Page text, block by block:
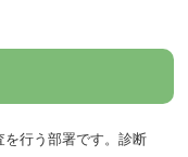
を行う部署です。診断